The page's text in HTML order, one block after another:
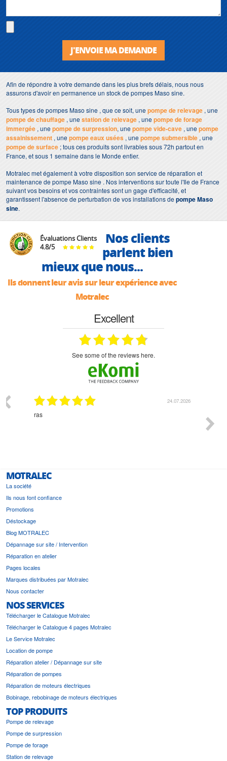
J'ENVOIE MA DEMANDE
Afin de répondre à votre demande dans les plus brefs délais, nous nous
assurons d'avoir en permanence un stock de pompes Maso sine.
Tous types de pompes Maso sine , que ce soit, unepompe de relevage , une
pompe de chauffage , unestation de relevage , unepompe de forage
immergée , unepompe de surpression, unepompe vide-cave , unepompe
assainissement , unepompe eaux usées , unepompe submersible , une
pompe de surface ; tous ces produits sont livrables sous 72h partout en
France, et sous 1 semaine dans le Monde entier.
Motralec met également à votre disposition son service de réparation et
maintenance de pompe Maso sine . Nos interventions sur toute l'Ile de France
suivant vos besoins et vos contraintes sont un gage d'efficacité, et
garantissent l'absence de perturbation de vos installations depompe Maso
sine.
Évaluations Clients
4.8/5
Nos clients
parlent bien
mieux que nous...
Ils donnent leur avis sur leur expérience avec
Motralec
Excellent
see some of the reviews here.
24.07.2026
l'écoute du client et très aimable - cherchant toujours
bonne solution et le matériel convenant à l'usage qui
MOTRALEC
La société
Ils nous font confiance
Promotions
Déstockage
Blog MOTRALEC
Dépannage sur site / Intervention
Réparation en atelier
Pages locales
Marques distribuées par Motralec
Nous contacter
NOS SERVICES
Télécharger le Catalogue Motralec
Télécharger le Catalogue 4 pages Motralec
Le Service Motralec
Location de pompe
Réparation atelier / Dépannage sur site
Réparation de pompes
Réparation de moteurs électriques
Bobinage, rebobinage de moteurs électriques
TOP PRODUITS
Pompe de relevage
Pompe de surpression
Pompe de forage
Station de relevage